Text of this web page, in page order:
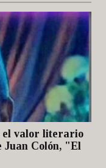
el valor literario
Juan Colón, "El